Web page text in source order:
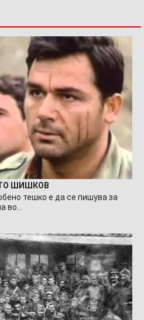
ШИШКОВ
тешко е да се пишува за
во…